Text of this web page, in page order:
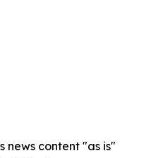
news content "as is"